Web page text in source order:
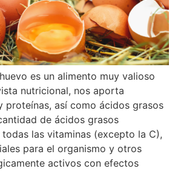
es un alimento muy valioso
nutricional, nos aporta
proteínas, así como ácidos grasos
de ácidos grasos
todas las vitaminas (excepto la C),
para el organismo y otros
activos con efectos